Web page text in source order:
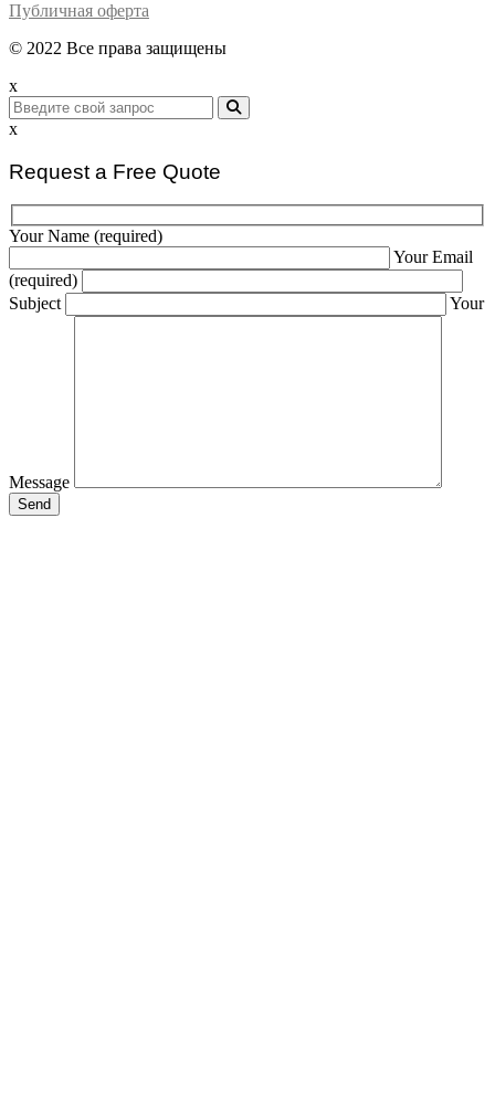
Публичная оферта
© 2022 Все права защищены
x
x
Request a Free Quote
Your Name (required)
Your Email
(required)
Subject
Your
Message